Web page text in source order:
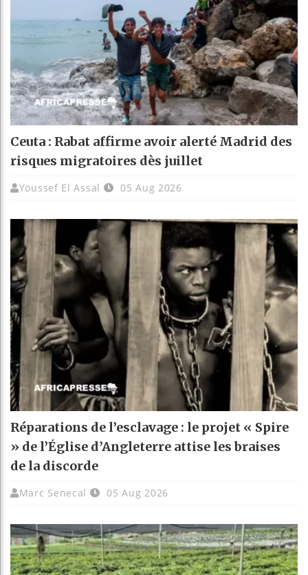
Ceuta : Rabat affirme avoir alerté Madrid des
risques migratoires dès juillet
Youssef El Assal 05 Aug 2026
Réparations de l’esclavage : le projet « Spire
» de l’Église d’Angleterre attise les braises
de la discorde
Marc Senecal 05 Aug 2026